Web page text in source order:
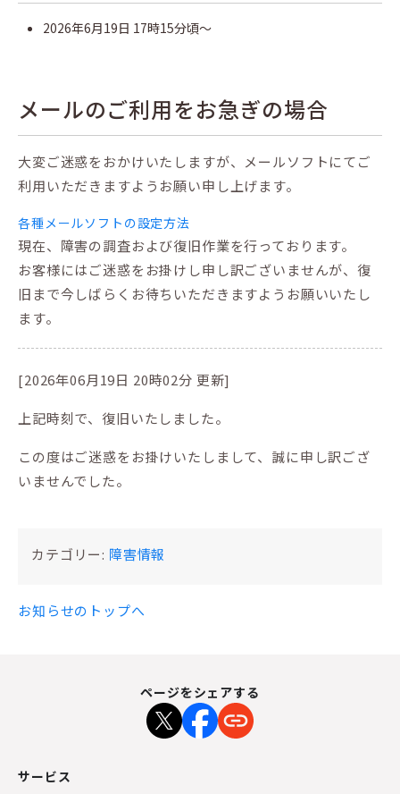
2026年6月19日 17時15分頃～
メールのご利用をお急ぎの場合
大変ご迷惑をおかけいたしますが、メールソフトにてご
利用いただきますようお願い申し上げます。
各種メールソフトの設定方法
現在、障害の調査および復旧作業を行っております。
お客様にはご迷惑をお掛けし申し訳ございませんが、復
旧まで今しばらくお待ちいただきますようお願いいたし
ます。
[2026年06月19日 20時02分 更新]
上記時刻で、復旧いたしました。
この度はご迷惑をお掛けいたしまして、誠に申し訳ござ
いませんでした。
カテゴリー: 障害情報
お知らせのトップへ
ページをシェアする
サービス